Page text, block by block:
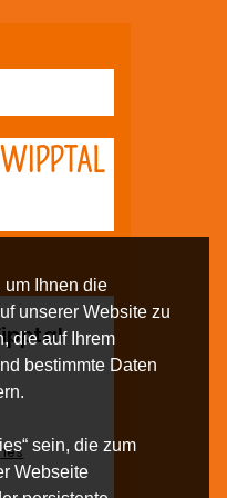
um Ihnen die
unserer Website zu
die auf Ihrem
bestimmte Daten
sein, die zum
Webseite